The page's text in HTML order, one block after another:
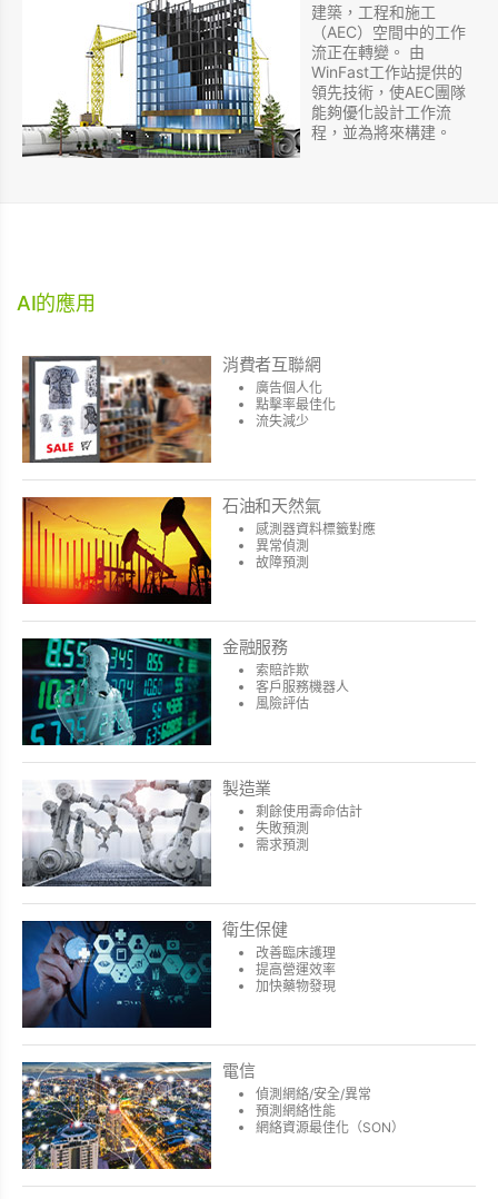
建築，工程和施工
（AEC）空間中的工作
流正在轉變。 由
WinFast工作站提供的
領先技術，使AEC團隊
能夠優化設計工作流
程，並為將來構建。
AI的應用
消費者互聯網
廣告個人化
點擊率最佳化
流失減少
石油和天然氣
感測器資料標籤對應
異常偵測
故障預測
金融服務
索賠詐欺
客戶服務機器人
風險評估
製造業
剩餘使用壽命估計
失敗預測
需求預測
衛生保健
改善臨床護理
提高營運效率
加快藥物發現
電信
偵測網絡/安全/異常
預測網絡性能
網絡資源最佳化（SON）